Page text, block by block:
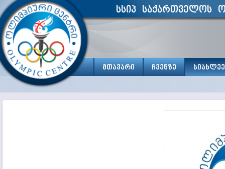
სსიპ საქართველოს
მთავარი ჩვენზე